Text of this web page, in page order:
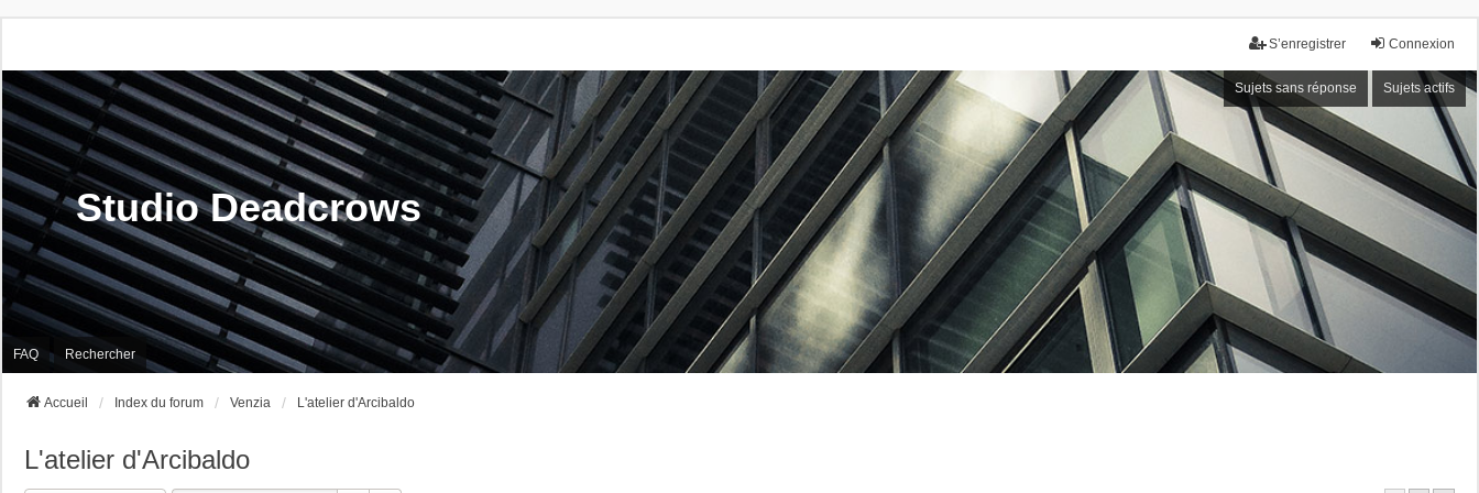
Connexion
S’enregistrer
Sujets sans réponse Sujets actifs
Studio Deadcrows
FAQ Rechercher
Accueil Index du forum Venzia L'atelier d'Arcibaldo
L'atelier d'Arcibaldo